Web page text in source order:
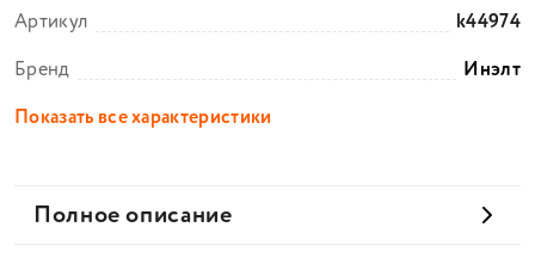
Артикул
k44974
Бренд
Инэлт
Показать все характеристики
Полное описание